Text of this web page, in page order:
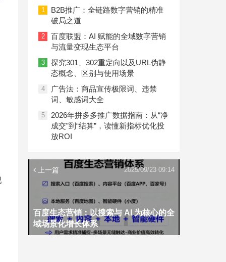
长度与结构规范
1
B2B推广：全链路数字营销的精准
破局之道
2
百度联盟：AI 赋能的全域数字营销
与流量变现生态平台
3
探究301、302重定向以及URL伪静
态概念、区别与使用场景
4
广告法：商品宣传极限词、违禁
词、敏感词大全
5
2026年拼多多推广数据指南：从“净
成交”到“结算”，读懂新指标优化投
放ROI
上一篇
百度生态营销：以搜索与 AI 为核心的全
域场景化增长体系
2025/09/23 09:14